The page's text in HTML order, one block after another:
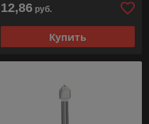
12,86 руб.
Купить